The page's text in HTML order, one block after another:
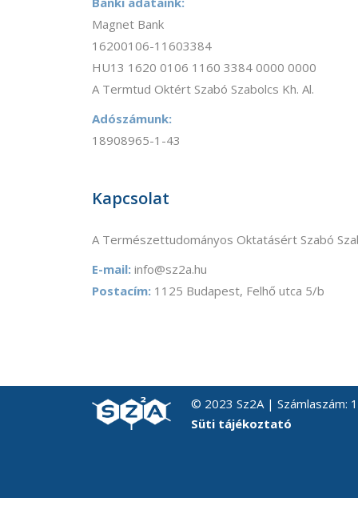
Magnet Bank
16200106-11603384
HU13 1620 0106 1160 3384 0000 0000
A Termtud Oktért Szabó Szabolcs Kh. Al.
Adószámunk:
18908965-1-43
Kapcsolat
A Természettudományos Oktatásért Szabó
E-mail: info@sz2a.hu
Postacím: 1125 Budapest, Felhő utca 5/b
© 2023 Sz2A | Számlaszám:
Süti tájékoztató